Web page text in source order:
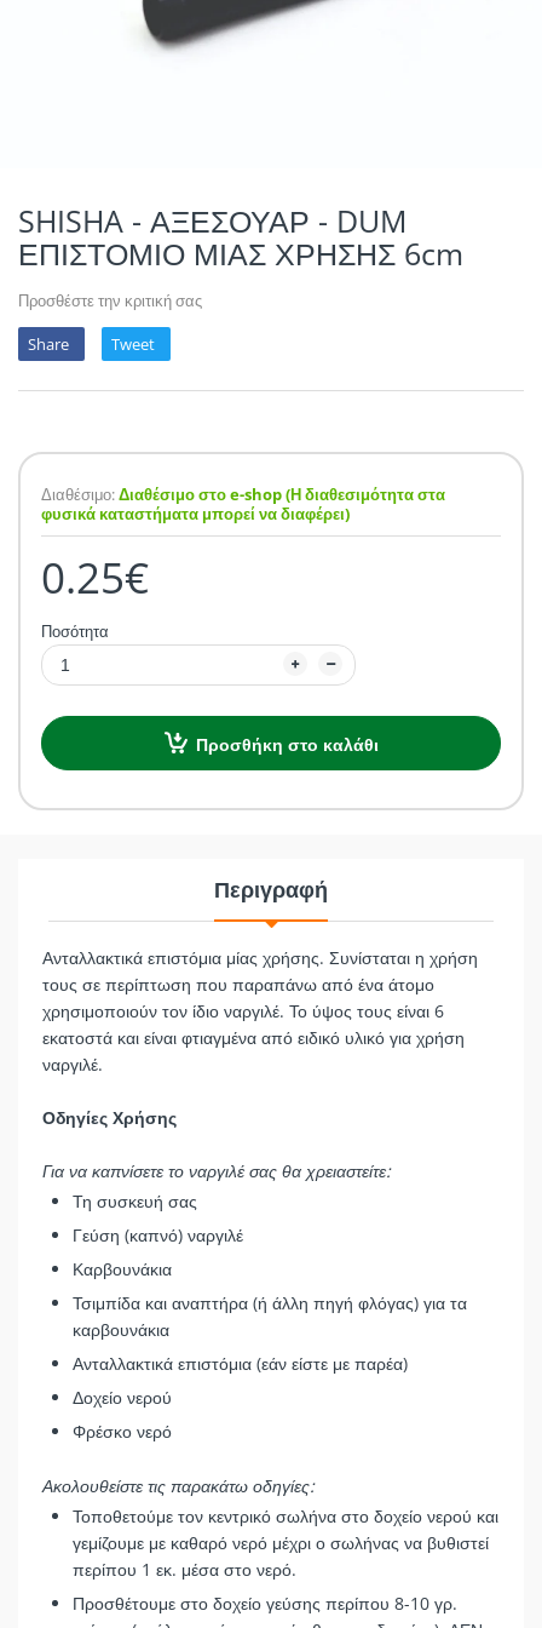
YUM!
SHISHA - ΑΞΕΣΟΥΑΡ - DUM
ΕΠΙΣΤΟΜΙΟ ΜΙΑΣ ΧΡΗΣΗΣ 6cm
Προσθέστε την κριτική σας
Share
Tweet
Διαθέσιμο:Διαθέσιμο στο e-shop (Η διαθεσιμότητα στα
φυσικά καταστήματα μπορεί να διαφέρει)
0.25€
Ποσότητα
Προσθήκη στο καλάθι
Περιγραφή
Ανταλλακτικά επιστόμια μίας χρήσης. Συνίσταται η χρήση
τους σε περίπτωση που παραπάνω από ένα άτομο
χρησιμοποιούν τον ίδιο ναργιλέ. Το ύψος τους είναι 6
εκατοστά και είναι φτιαγμένα από ειδικό υλικό για χρήση
ναργιλέ.
Οδηγίες Χρήσης
Για να καπνίσετε το ναργιλέ σας θα χρειαστείτε:
Τη συσκευή σας
Γεύση (καπνό) ναργιλέ
Καρβουνάκια
Τσιμπίδα και αναπτήρα (ή άλλη πηγή φλόγας) για τα
καρβουνάκια
Ανταλλακτικά επιστόμια (εάν είστε με παρέα)
Δοχείο νερού
Φρέσκο νερό
Ακολουθείστε τις παρακάτω οδηγίες:
Τοποθετούμε τον κεντρικό σωλήνα στο δοχείο νερού και
γεμίζουμε με καθαρό νερό μέχρι ο σωλήνας να βυθιστεί
περίπου 1 εκ. μέσα στο νερό.
Προσθέτουμε στο δοχείο γεύσης περίπου 8-10 γρ.